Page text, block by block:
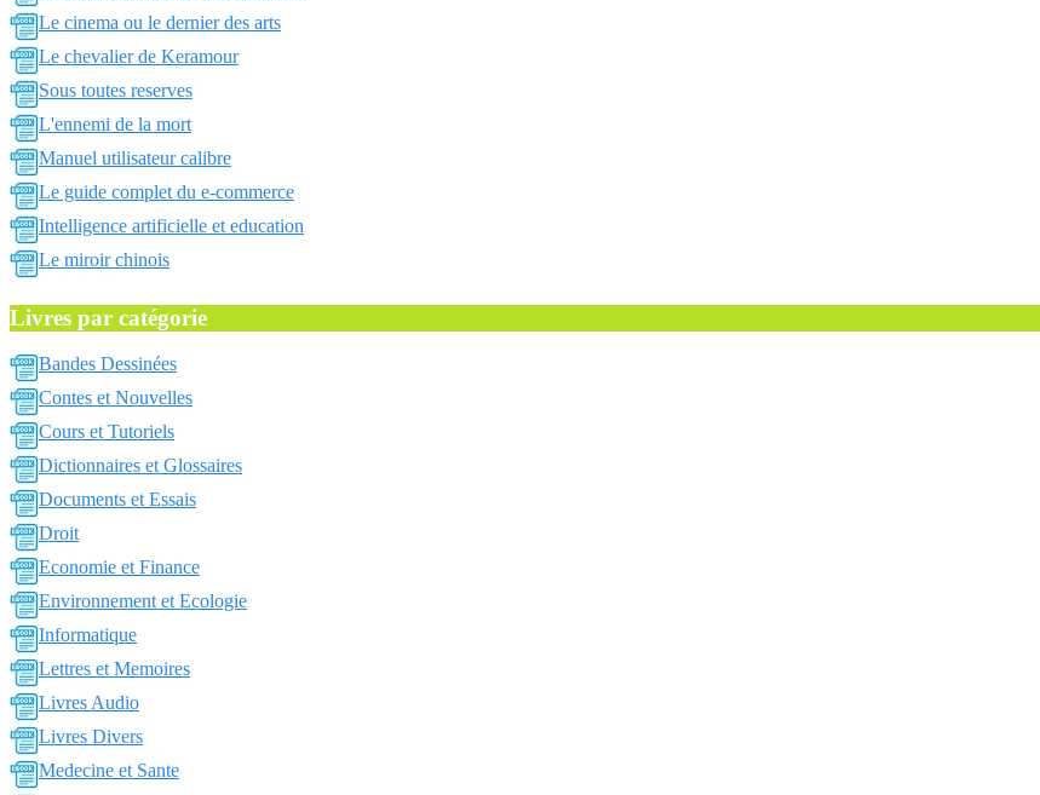
Le cinema ou le dernier des arts
Le chevalier de Keramour
Sous toutes reserves
L'ennemi de la mort
Manuel utilisateur calibre
Le guide complet du e-commerce
Intelligence artificielle et education
Le miroir chinois
Livres par catégorie
Bandes Dessinées
Contes et Nouvelles
Cours et Tutoriels
Dictionnaires et Glossaires
Documents et Essais
Droit
Economie et Finance
Environnement et Ecologie
Informatique
Lettres et Memoires
Livres Audio
Livres Divers
Medecine et Sante